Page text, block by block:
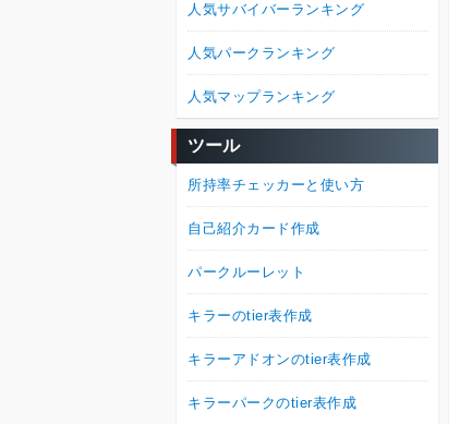
人気サバイバーランキング
人気パークランキング
人気マップランキング
ツール
所持率チェッカーと使い方
自己紹介カード作成
パークルーレット
キラーのtier表作成
キラーアドオンのtier表作成
キラーパークのtier表作成